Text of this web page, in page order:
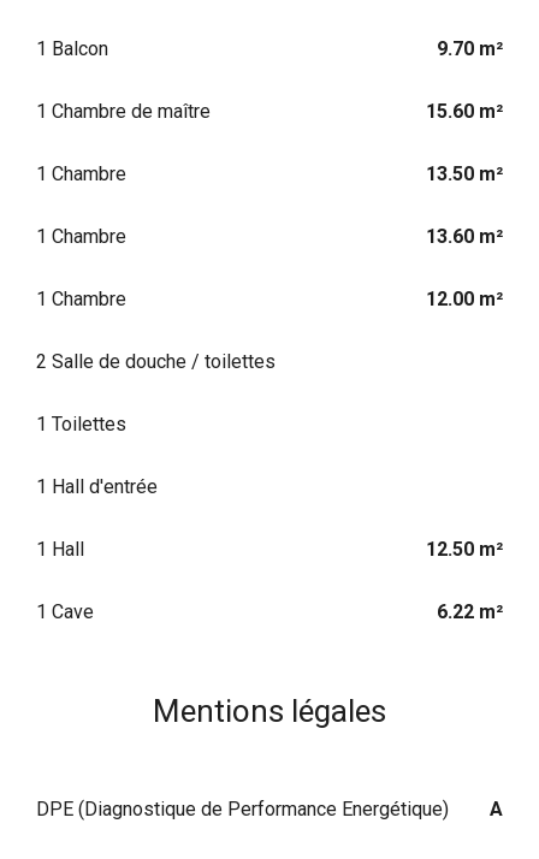
1 Balcon 9.70 m²
1 Chambre de maître 15.60 m²
1 Chambre 13.50 m²
1 Chambre 13.60 m²
1 Chambre 12.00 m²
2 Salle de douche / toilettes
1 Toilettes
1 Hall d'entrée
1 Hall 12.50 m²
1 Cave 6.22 m²
Mentions légales
DPE (Diagnostique de Performance Energétique) A